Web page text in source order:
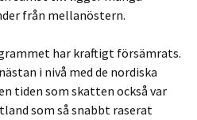
från mellanöstern.
har kraftigt försämrats.
i nivå med de nordiska
tiden som skatten också var
som så snabbt raserat